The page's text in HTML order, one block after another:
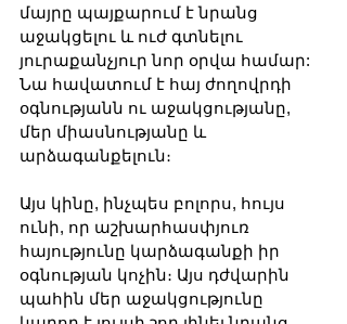
մայրը պայքարում է նրանց
աջակցելու և ուժ գտնելու
յուրաքանչյուր նոր օրվա համար:
Նա հավատում է հայ ժողովրդի
օգնությանն ու աջակցությանը,
մեր միասնությանը և
արձագանքելուն։
Այս կինը, ինչպես բոլորս, հույս
ունի, որ աշխարհասփյուռ
հայությունը կարձագանքի իր
օգնության կոչին։ Այս դժվարին
պահին մեր աջակցությունը